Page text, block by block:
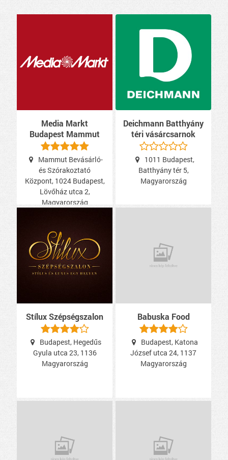
Media Markt
Budapest Mammut
Mammut Bevásárló-
és Szórakoztató
Központ, 1024 Budapest,
Lövőház utca 2,
Magyarország
Deichmann Batthyány
téri vásárcsarnok
1011 Budapest,
Batthyány tér 5,
Magyarország
Stílux Szépségszalon
Budapest, Hegedűs
Gyula utca 23, 1136
Magyarország
Babuska Food
Budapest, Katona
József utca 24, 1137
Magyarország